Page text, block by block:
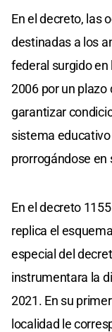
En el decreto, las
destinadas a los
federal surgido en
2006 por un plazo
garantizar
sistema
prorrogándose en
En el decreto
replica el
especial del
instrumentara la
2021. En su
localidad le